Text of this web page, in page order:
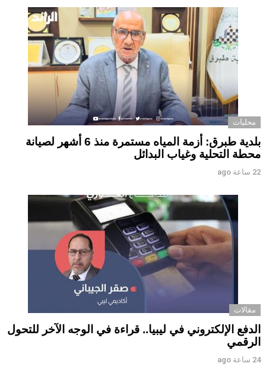
محليات
بلدية طبرق: أزمة المياه مستمرة منذ 6 أشهر لصيانة
محطة التحلية وغياب البدائل ‏ ‏
22 ساعة ago
مقالات
الدفع الإلكتروني في ليبيا.. قراءة في الوجه الآخر للتحول
الرقمي ‏
24 ساعة ago